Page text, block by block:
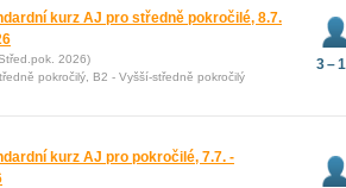
kurz AJ pro středně pokročilé, 8.7.
2026)
pokročilý, B2 - Vyšší-středně pokročilý
3 –
kurz AJ pro pokročilé, 7.7. -